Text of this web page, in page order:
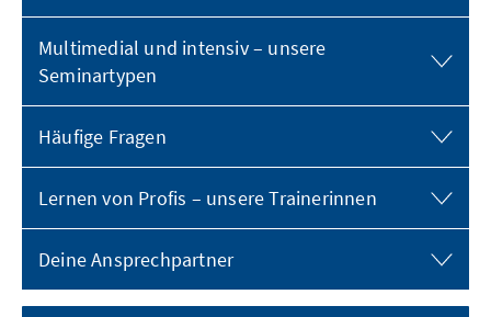
Multimedial und intensiv – unsere
Seminartypen
Häufige Fragen
Lernen von Profis – unsere Trainerinnen
Deine Ansprechpartner